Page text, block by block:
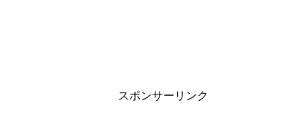
スポンサーリンク